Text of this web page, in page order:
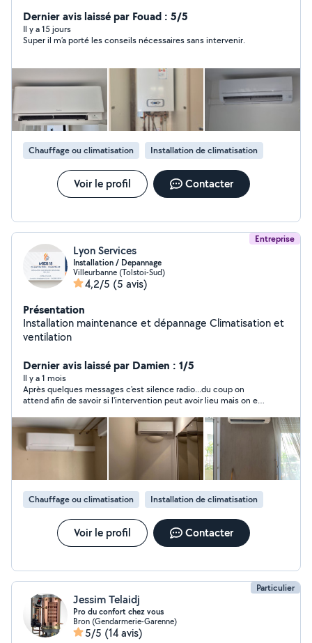
&installation sanitaire chauffage. Desembouage
radiateur plancher chauffant. Installation et mise en
service CLIMATISATION Robineterie cumulus
gratuit. TEL :O7 83 05 40 37
Dernier avis laissé par Fouad : 5/5
Il y a 15 jours
Super il m’a porté les conseils nécessaires sans intervenir.
Chauffage ou climatisation Installation de climatisation
Voir le profil Contacter
Entreprise
Lyon Services
Installation / Depannage
Villeurbanne (Tolstoi-Sud)
4,2/5 (5 avis)
Présentation
Installation maintenance et dépannage Climatisation et
ventilation
Dernier avis laissé par Damien : 1/5
Il y a 1 mois
Après quelques messages c'est silence radio...du coup on
attend afin de savoir si l'intervention peut avoir lieu mais on est
Chauffage ou climatisation Installation de climatisation
Voir le profil Contacter
Particulier
Jessim Telaidj
Pro du confort chez vous
Bron (Gendarmerie-Garenne)
5/5 (14 avis)